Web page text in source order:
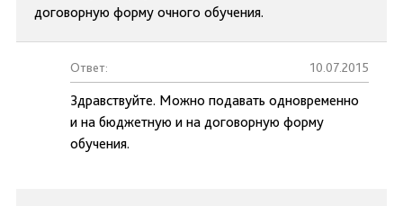
договорную форму очного обучения.
Ответ: 10.07.2015
Здравствуйте. Можно подавать одновременно
и на бюджетную и на договорную форму
обучения.